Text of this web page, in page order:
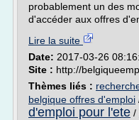
probablement un des
d'accéder aux offres
Lire la suite
Date: 2017-03-26
Site : http://
Thèmes liés :
belgique offres d'emploi
d'emploi pour l'ete /